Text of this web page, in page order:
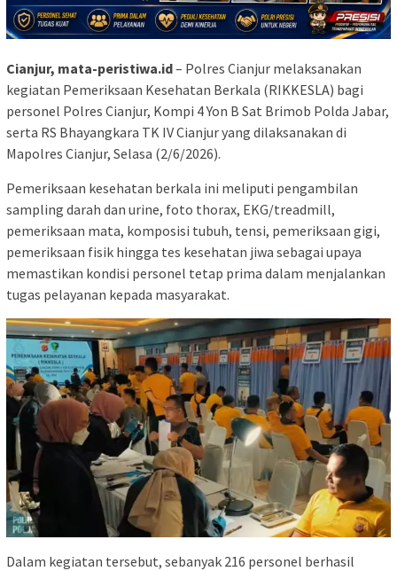
Cianjur, mata-peristiwa.id– Polres Cianjur melaksanakan
kegiatan Pemeriksaan Kesehatan Berkala (RIKKESLA) bagi
personel Polres Cianjur, Kompi 4 Yon B Sat Brimob Polda Jabar,
serta RS Bhayangkara TK IV Cianjur yang dilaksanakan di
Mapolres Cianjur, Selasa (2/6/2026).
Pemeriksaan kesehatan berkala ini meliputi pengambilan
sampling darah dan urine, foto thorax, EKG/treadmill,
pemeriksaan mata, komposisi tubuh, tensi, pemeriksaan gigi,
pemeriksaan fisik hingga tes kesehatan jiwa sebagai upaya
memastikan kondisi personel tetap prima dalam menjalankan
tugas pelayanan kepada masyarakat.
Dalam kegiatan tersebut, sebanyak 216 personel berhasil